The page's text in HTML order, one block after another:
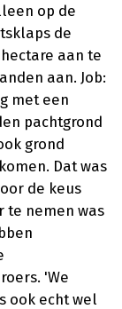
op de
de
aan te
aan. Job:
met een
pachtgrond
grond
Dat was
de keus
te nemen was
'We
ook echt wel